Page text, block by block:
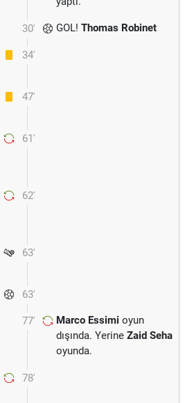
30' GOL! Thomas Robinet
34'
47'
61'
62'
63'
63'
77' Marco Essimi oyun
dışında. Yerine Zaid Seha
oyunda.
78'